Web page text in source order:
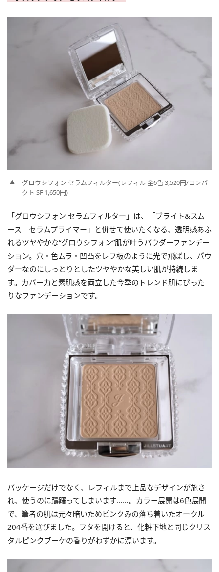
グロウシフォン セラムフィルター(レフィル 全6色 3,520円/コンパ
クト SF 1,650円)
「グロウシフォン セラムフィルター」は、「ブライト&スム
ース セラムプライマー」と併せて使いたくなる、透明感あふ
れるツヤやかな“グロウシフォン”肌が叶うパウダーファンデー
ション。穴・色ムラ・凹凸をレフ板のように光で飛ばし、パウ
ダーなのにしっとりとしたツヤやかな美しい肌が持続しま
す。カバー力と素肌感を両立した今季のトレンド肌にぴった
りなファンデーションです。
パッケージだけでなく、レフィルまで上品なデザインが施さ
れ、使うのに躊躇ってしまいます……。カラー展開は6色展開
で、筆者の肌は元々暗いためピンクみの落ち着いたオークル
204番を選びました。フタを開けると、化粧下地と同じクリス
タルピンクブーケの香りがわずかに漂います。